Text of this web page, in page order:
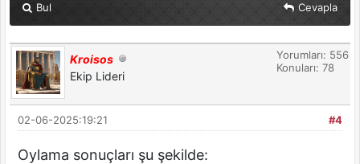
Bul Cevapla
Kroisos
Ekip Lideri
Yorumları: 556
Konuları: 78
#4
02-06-2025:19:21
Oylama sonuçları şu şekilde: